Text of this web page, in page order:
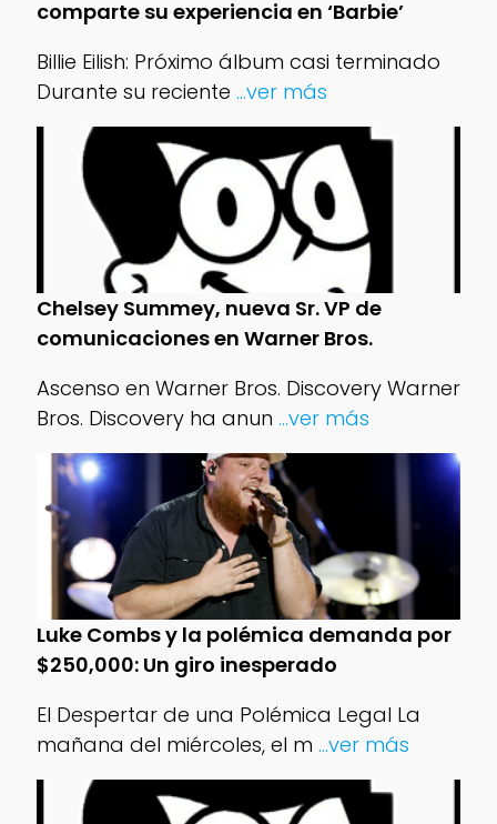
comparte su experiencia en ‘Barbie’
Billie Eilish: Próximo álbum casi terminado
Durante su reciente ...ver más
Chelsey Summey, nueva Sr. VP de
comunicaciones en Warner Bros.
Ascenso en Warner Bros. Discovery Warner
Bros. Discovery ha anun ...ver más
Luke Combs y la polémica demanda por
$250,000: Un giro inesperado
El Despertar de una Polémica Legal La
mañana del miércoles, el m ...ver más